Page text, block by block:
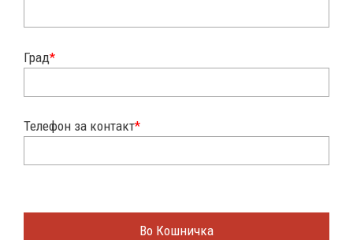
Град*
Телефон за контакт*
Во Кошничка